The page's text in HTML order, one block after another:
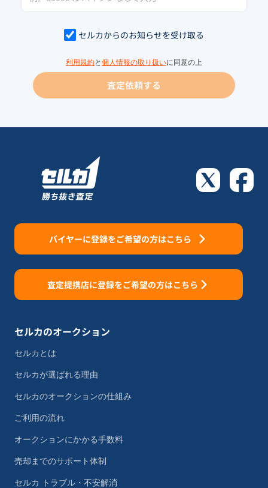
セルカからのお知らせを受け取る
利用規約と 個人情報の取り扱いに同意の上
査定依頼する
バイヤーに登録をご希望の方はこちら
査定提携店に登録をご希望の方はこちら
セルカのオークション
セルカとは
セルカが選ばれる理由
セルカのオークションの仕組み
ご利用の流れ
オークションにかかる手数料
売却までのサポート体制
セルカ トラブル・不安解消